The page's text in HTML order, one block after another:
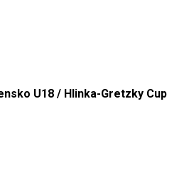
U18 / Hlinka-Gretzky Cup